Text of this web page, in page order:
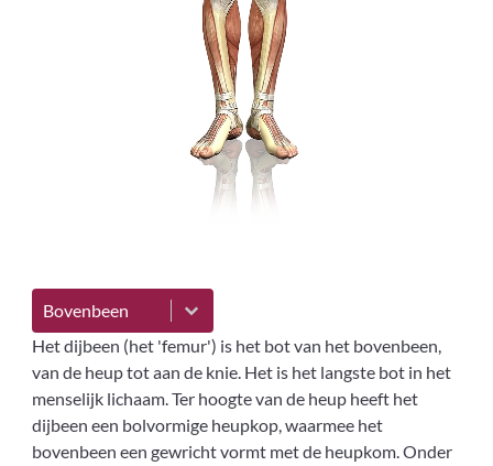
Letseloverzicht
Select content
Het dijbeen (het 'femur') is het bot van het bovenbeen,
van de heup tot aan de knie. Het is het langste bot in het
menselijk lichaam. Ter hoogte van de heup heeft het
dijbeen een bolvormige heupkop, waarmee het
bovenbeen een gewricht vormt met de heupkom. Onder